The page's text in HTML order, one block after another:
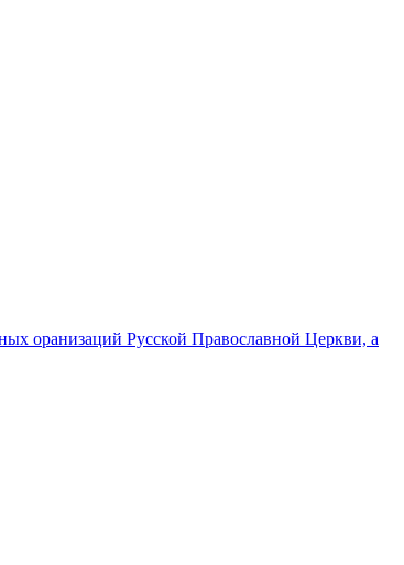
оранизаций Русской Православной Церкви, а